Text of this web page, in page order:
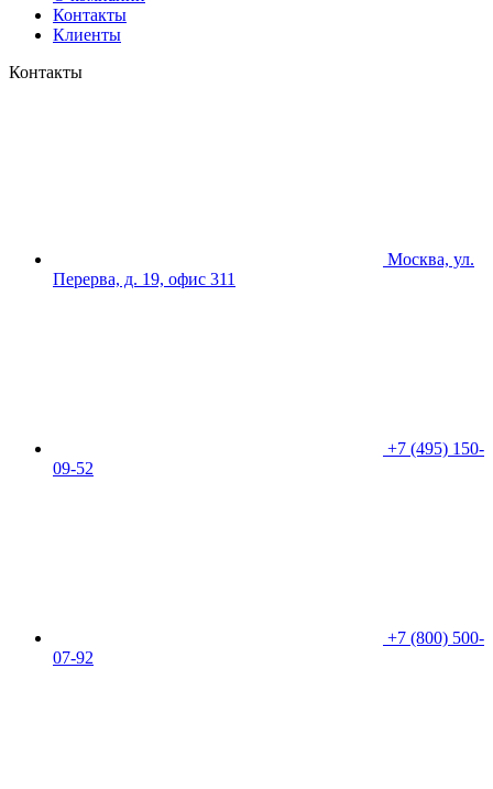
Контакты
Клиенты
Контакты
Москва, ул.
Перерва, д. 19, офис 311
+7 (495) 150-
09-52
+7 (800) 500-
07-92